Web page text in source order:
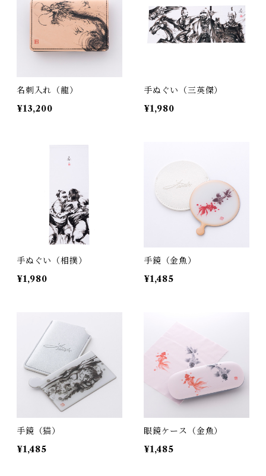
名刺入れ（龍）
¥13,200
手ぬぐい（三英傑）
¥1,980
手ぬぐい（相撲）
¥1,980
手鏡（金魚）
¥1,485
手鏡（猫）
¥1,485
眼鏡ケース（金魚）
¥1,485